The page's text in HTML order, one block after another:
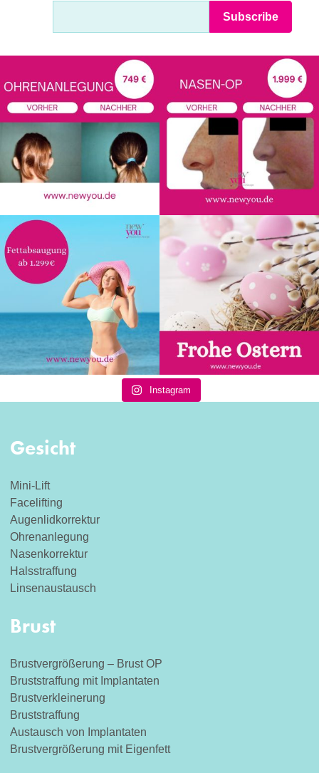
Instagram
Gesicht
Mini-Lift
Facelifting
Augenlidkorrektur
Ohrenanlegung
Nasenkorrektur
Halsstraffung
Linsenaustausch
Brust
Brustvergrößerung – Brust OP
Bruststraffung mit Implantaten
Brustverkleinerung
Bruststraffung
Austausch von Implantaten
Brustvergrößerung mit Eigenfett